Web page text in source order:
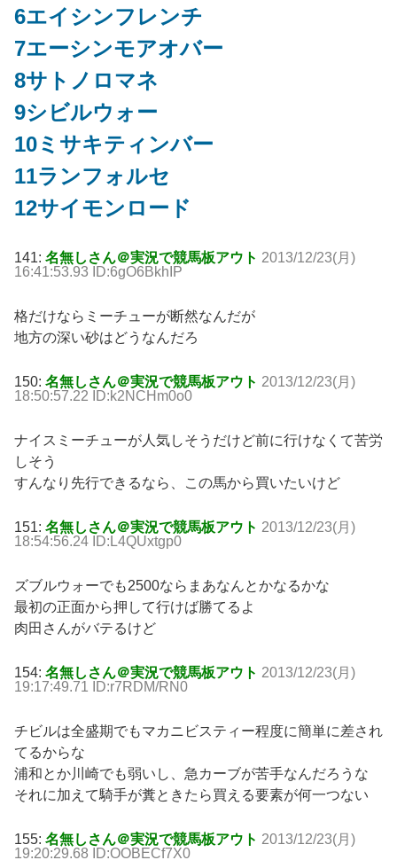
6エイシンフレンチ
7エーシンモアオバー
8サトノロマネ
9シビルウォー
10ミサキティンバー
11ランフォルセ
12サイモンロード
141: 名無しさん＠実況で競馬板アウト 2013/12/23(月)
16:41:53.93 ID:6gO6BkhIP
格だけならミーチューが断然なんだが
地方の深い砂はどうなんだろ
150: 名無しさん＠実況で競馬板アウト 2013/12/23(月)
18:50:57.22 ID:k2NCHm0o0
ナイスミーチューが人気しそうだけど前に行けなくて苦労
しそう
すんなり先行できるなら、この馬から買いたいけど
151: 名無しさん＠実況で競馬板アウト 2013/12/23(月)
18:54:56.24 ID:L4QUxtgp0
ズブルウォーでも2500ならまあなんとかなるかな
最初の正面から押して行けば勝てるよ
肉田さんがバテるけど
154: 名無しさん＠実況で競馬板アウト 2013/12/23(月)
19:17:49.71 ID:r7RDM/RN0
チビルは全盛期でもマカニビスティー程度に簡単に差され
てるからな
浦和とか川崎でも弱いし、急カーブが苦手なんだろうな
それに加えて騎手が糞ときたら買える要素が何一つない
155: 名無しさん＠実況で競馬板アウト 2013/12/23(月)
19:20:29.68 ID:OOBECf7X0